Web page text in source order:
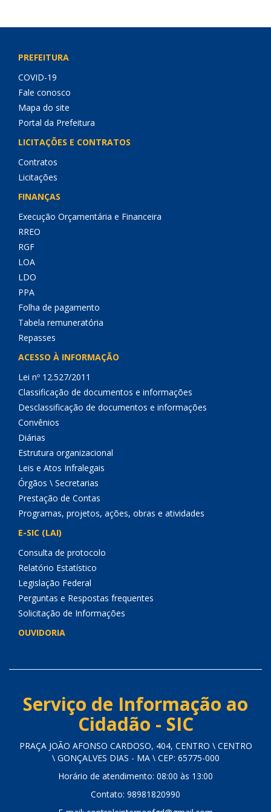
PREFEITURA
COVID-19
Fale conosco
Mapa do site
Portal da Prefeitura
LICITAÇÕES E CONTRATOS
Contratos
Licitações
FINANÇAS
Execução Orçamentária e Financeira
RREO
RGF
LOA
LDO
PPA
Folha de pagamento
Tabela remuneratória
Repasses
ACESSO À INFORMAÇÃO
Lei nº 12.527/2011
Classificação de documentos e informações
Desclassificação de documentos e informações
Convênios
Diárias
Estrutura organizacional
Leis e Atos Infralegais
Órgãos \ Secretarias
Prestação de Contas
Programas, projetos, ações, obras e atividades
E-SIC (LAI)
Consulta de protocolo
Relatório Estatístico
Legislação Federal
Perguntas e Respostas frequentes
Solicitação de Informações
OUVIDORIA
Serviço de Informação ao
Cidadão - SIC
PRAÇA JOÃO AFONSO CARDOSO, 404, CENTRO \ CENTRO
\ GONÇALVES DIAS - MA \ CEP: 65775-000
Horário de atendimento: 08:00 às 13:00
Contato: 98981820990